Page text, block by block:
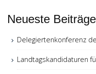
Neueste Beiträge
Delegiertenkonferenz
Landtagskandidaturen